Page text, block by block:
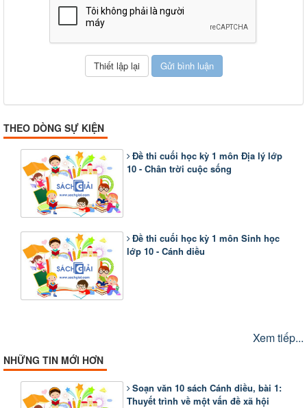
THEO DÒNG SỰ KIỆN
Đề thi cuối học kỳ 1 môn Địa lý lớp
10 - Chân trời cuộc sống
Đề thi cuối học kỳ 1 môn Sinh học
lớp 10 - Cánh diều
Xem tiếp...
NHỮNG TIN MỚI HƠN
Soạn văn 10 sách Cánh diều, bài 1:
Thuyết trình về một vấn đề xã hội